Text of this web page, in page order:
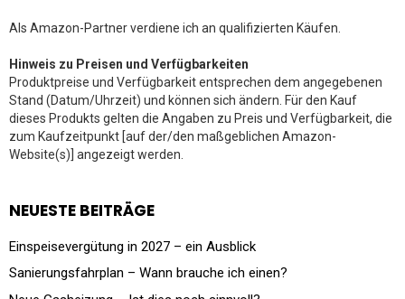
Als Amazon-Partner verdiene ich an qualifizierten Käufen.
Hinweis zu Preisen und Verfügbarkeiten
Produktpreise und Verfügbarkeit entsprechen dem angegebenen
Stand (Datum/Uhrzeit) und können sich ändern. Für den Kauf
dieses Produkts gelten die Angaben zu Preis und Verfügbarkeit, die
zum Kaufzeitpunkt [auf der/den maßgeblichen Amazon-
Website(s)] angezeigt werden.
NEUESTE BEITRÄGE
Einspeisevergütung in 2027 – ein Ausblick
Sanierungsfahrplan – Wann brauche ich einen?